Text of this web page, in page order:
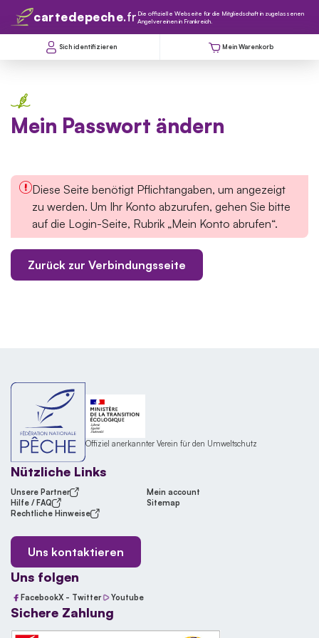
cartedepeche.fr Die offizielle Webseite für die Mitgliedschaft in zugelassenen
Angelvereinen in Frankreich.
Sich identifizieren Mein Warenkorb
Mein Passwort ändern
Diese Seite benötigt Pflichtangaben, um angezeigt
zu werden. Um Ihr Konto abzurufen, gehen Sie bitte
auf die Login-Seite, Rubrik „Mein Konto abrufen“.
Zurück zur Verbindungsseite
Offiziel anerkannter Verein für den Umweltschutz
Nützliche Links
Unsere Partner
Mein account
Hilfe / FAQ
Sitemap
Rechtliche Hinweise
Uns kontaktieren
Uns folgen
FacebookX - Twitter Youtube
Sichere Zahlung